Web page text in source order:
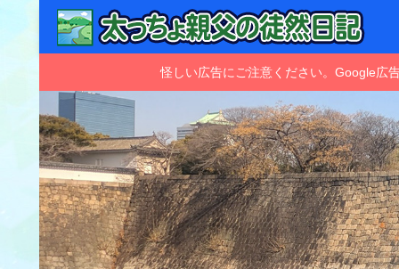
怪しい広告にご注意ください。Google広